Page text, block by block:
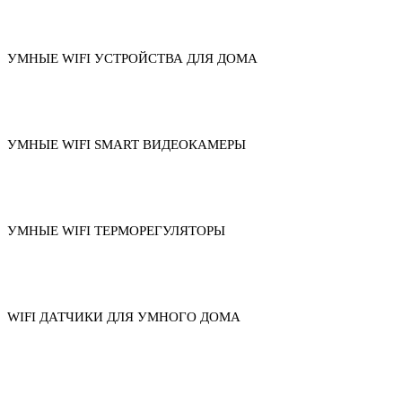
УМНЫЕ WIFI УСТРОЙСТВА ДЛЯ ДОМА
УМНЫЕ WIFI SMART ВИДЕОКАМЕРЫ
УМНЫЕ WIFI ТЕРМОРЕГУЛЯТОРЫ
WIFI ДАТЧИКИ ДЛЯ УМНОГО ДОМА